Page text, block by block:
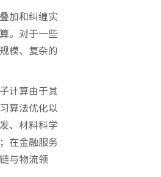
加和纠缠实
。对于一些
模、复杂的
计算由于其
算法优化以
、材料科学
在金融服务
与物流领